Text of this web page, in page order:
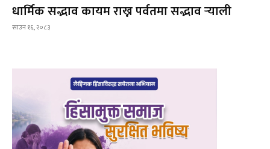
धार्मिक सद्भाव कायम राख्न पर्वतमा सद्भाव र्‍याली
साउन १६, २०८३